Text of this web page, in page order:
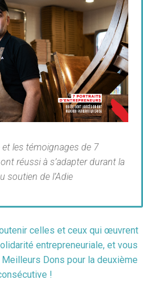
et les témoignages de 7
réussi à s’adapter durant la
soutien de l’Adie
celles et ceux qui œuvrent
entrepreneuriale, et vous
Meilleurs Dons pour la deuxième
!